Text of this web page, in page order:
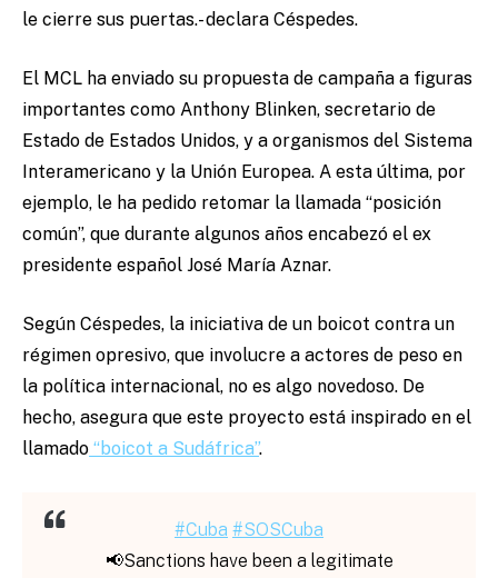
le cierre sus puertas.- declara Céspedes.
El MCL ha enviado su propuesta de campaña a figuras
importantes como Anthony Blinken, secretario de
Estado de Estados Unidos, y a organismos del Sistema
Interamericano y la Unión Europea. A esta última, por
ejemplo, le ha pedido retomar la llamada “posición
común”, que durante algunos años encabezó el ex
presidente español José María Aznar.
Según Céspedes, la iniciativa de un boicot contra un
régimen opresivo, que involucre a actores de peso en
la política internacional, no es algo novedoso. De
hecho, asegura que este proyecto está inspirado en el
llamado “boicot a Sudáfrica”.
#Cuba #SOSCuba
📢Sanctions have been a legitimate